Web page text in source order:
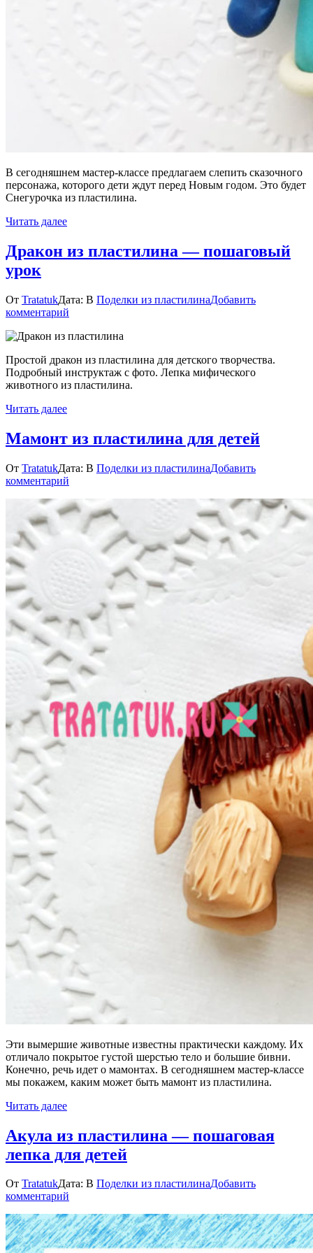
В сегодняшнем мастер-классе предлагаем слепить сказочного
персонажа, которого дети ждут перед Новым годом. Это будет
Снегурочка из пластилина.
Читать далее
Дракон из пластилина — пошаговый
урок
От TratatukДата: В Поделки из пластилинаДобавить
комментарий
из
—
пошаговый
урок
Простой дракон из пластилина для детского творчества.
Подробный инструктаж с фото. Лепка мифического
животного из пластилина.
Читать далее
Мамонт из пластилина для детей
От TratatukДата: В Поделки из пластилинаДобавить
комментарий
из
пластилина
Эти вымершие животные известны практически каждому. Их
отличало покрытое густой шерстью тело и большие бивни.
Конечно, речь идет о мамонтах. В сегодняшнем мастер-классе
мы покажем, каким может быть мамонт из пластилина.
Читать далее
Акула из пластилина — пошаговая
лепка для детей
От TratatukДата: В Поделки из пластилинаДобавить
комментарий
из
пластилина
—